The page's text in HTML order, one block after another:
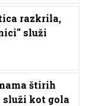
razkrila,
služi
štirih
služi kot gola